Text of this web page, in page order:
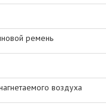
ремень
воздуха